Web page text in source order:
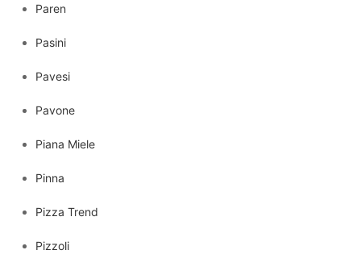
Paren
Pasini
Pavesi
Pavone
Piana Miele
Pinna
Pizza Trend
Pizzoli